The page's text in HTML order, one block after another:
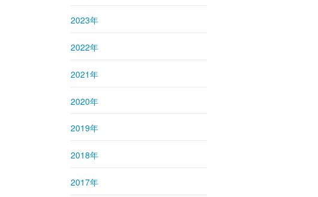
2023年
2022年
2021年
2020年
2019年
2018年
2017年